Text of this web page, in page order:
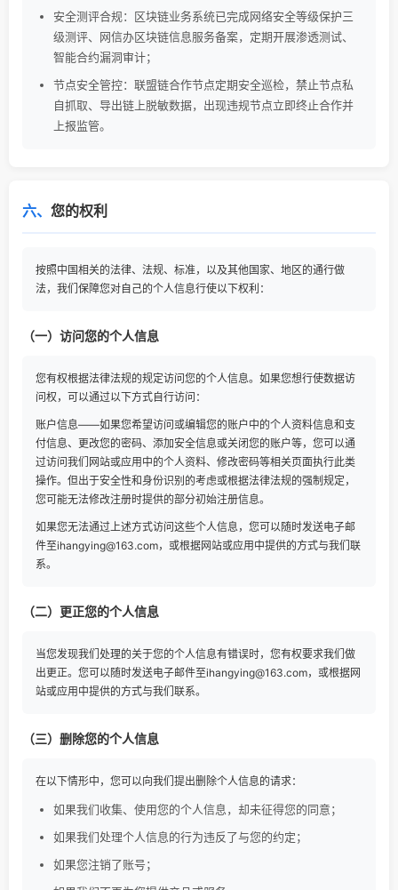
安全测评合规：区块链业务系统已完成网络安全等级保护三
级测评、网信办区块链信息服务备案，定期开展渗透测试、
智能合约漏洞审计；
节点安全管控：联盟链合作节点定期安全巡检，禁止节点私
自抓取、导出链上脱敏数据，出现违规节点立即终止合作并
上报监管。
六、 您的权利
按照中国相关的法律、法规、标准，以及其他国家、地区的通行做
法，我们保障您对自己的个人信息行使以下权利：
（一）访问您的个人信息
您有权根据法律法规的规定访问您的个人信息。如果您想行使数据访
问权，可以通过以下方式自行访问：
账户信息——如果您希望访问或编辑您的账户中的个人资料信息和支
付信息、更改您的密码、添加安全信息或关闭您的账户等，您可以通
过访问我们网站或应用中的个人资料、修改密码等相关页面执行此类
操作。但出于安全性和身份识别的考虑或根据法律法规的强制规定，
您可能无法修改注册时提供的部分初始注册信息。
如果您无法通过上述方式访问这些个人信息，您可以随时发送电子邮
件至ihangying@163.com，或根据网站或应用中提供的方式与我们联
系。
（二）更正您的个人信息
当您发现我们处理的关于您的个人信息有错误时，您有权要求我们做
出更正。您可以随时发送电子邮件至ihangying@163.com，或根据网
站或应用中提供的方式与我们联系。
（三）删除您的个人信息
在以下情形中，您可以向我们提出删除个人信息的请求：
如果我们收集、使用您的个人信息，却未征得您的同意；
如果我们处理个人信息的行为违反了与您的约定；
如果您注销了账号；